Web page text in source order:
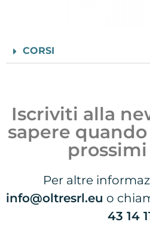
CORSI
Iscriviti alla
sapere
Per altre
info@oltresrl.eu o
43 14